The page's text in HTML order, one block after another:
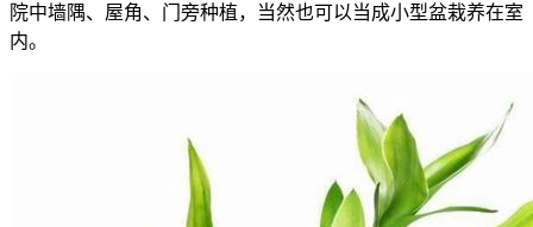
院中墙隅、屋角、门旁种植，当然也可以当成小型盆栽养在室
内。